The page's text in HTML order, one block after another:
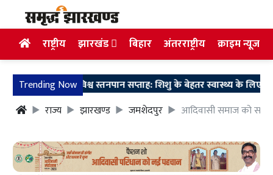
राष्ट्रीय झारखंड बिहार अंतरराष्ट्रीय क्राइम न्यूज
Trending Now
News: विश्व स्तनपान सप्ताह: शिशु के बेहतर स्वास्थ्य के लिए मां का दूध
राज्य
झारखण्ड जमशेदपुर आदिवासी समाज को सबसे